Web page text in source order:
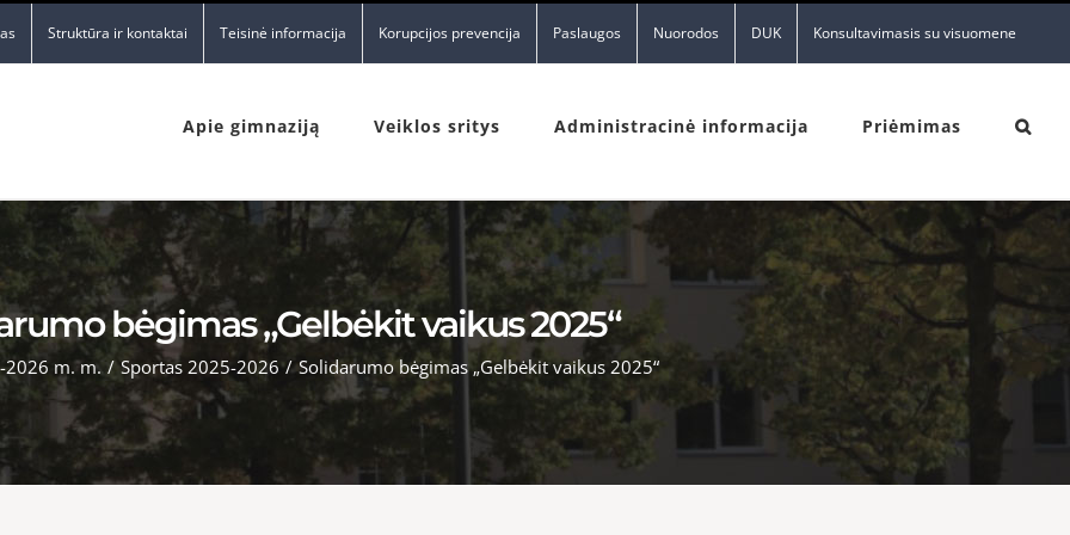
Struktūra ir kontaktai Teisinė informacija Korupcijos prevencija Paslaugos Nuorodos DUK Konsultavimasis su visuomene
Apie gimnaziją Veiklos sritys Administracinė informacija Priėmimas
bėgimas „Gelbėkit vaikus 2025“
2026 m. m. / Sportas 2025-2026 / Solidarumo bėgimas „Gelbėkit vaikus 2025“